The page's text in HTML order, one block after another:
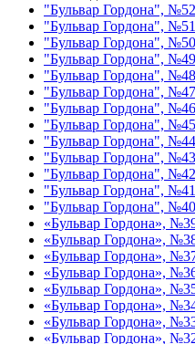
"Бульвар Гордона",
"Бульвар Гордона",
"Бульвар Гордона",
"Бульвар Гордона",
"Бульвар Гордона",
"Бульвар Гордона",
"Бульвар Гордона",
"Бульвар Гордона",
"Бульвар Гордона",
"Бульвар Гордона",
"Бульвар Гордона",
"Бульвар Гордона",
"Бульвар Гордона",
«Бульвар Гордона»,
«Бульвар Гордона»,
«Бульвар Гордона»,
«Бульвар Гордона»,
«Бульвар Гордона»,
«Бульвар Гордона»,
«Бульвар Гордона»,
«Бульвар Гордона»,